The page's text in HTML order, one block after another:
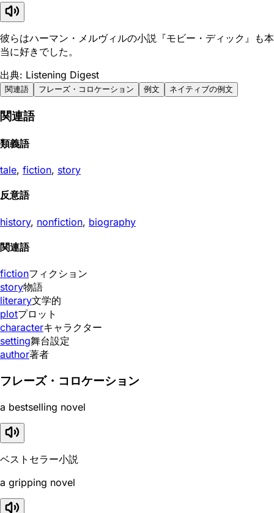
彼らはハーマン・メルヴィルの小説『モビー・ディック』も本
当に好きでした。
出典: Listening Digest
関連語 フレーズ・コロケーション 例文 ネイティブの例文
関連語
類義語
tale, fiction, story
反意語
history, nonfiction, biography
関連語
fictionフィクション
story物語
literary文学的
plotプロット
characterキャラクター
setting舞台設定
author著者
フレーズ・コロケーション
a bestselling novel
ベストセラー小説
a gripping novel